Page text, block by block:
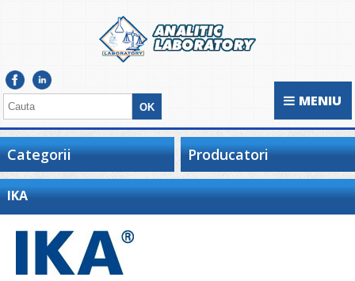
MENIU
Categorii Producatori
IKA